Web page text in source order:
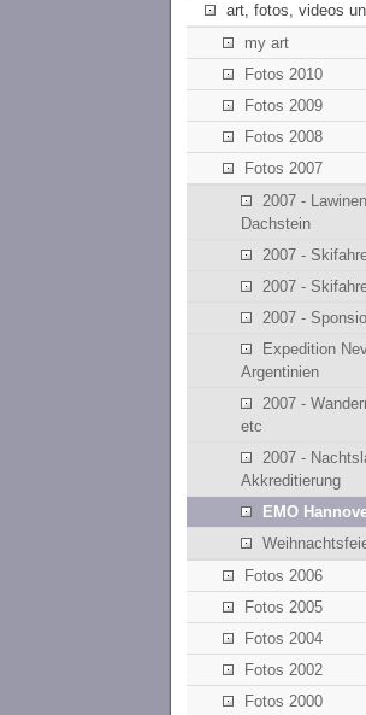
art, fotos, videos
my art
Fotos 2010
Fotos 2009
Fotos 2008
Fotos 2007
2007 -
Dachstein
2007 -
2007 -
2007 -
Expedition
Argentinien
2007 -
etc
2007 -
Akkreditierung
EMO
Fotos 2006
Fotos 2005
Fotos 2004
Fotos 2002
Fotos 2000